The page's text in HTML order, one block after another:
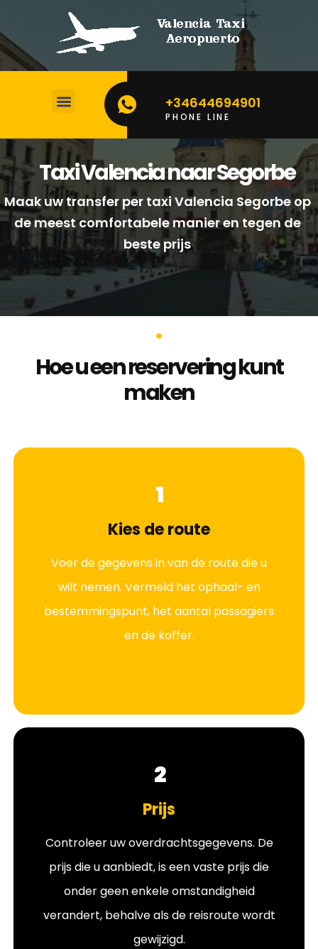
+34644694901
PHONE LINE
Taxi Valencia naar Segorbe
Maak uw transfer per taxi Valencia Segorbe op
de meest comfortabele manier en tegen de
beste prijs
Hoe u een reservering kunt
maken
1
Kies de route
Voer de gegevens in van de route die u
wilt nemen. Vermeld het ophaal- en
bestemmingspunt, het aantal passagiers
en de koffer.
2
Prijs
Controleer uw overdrachtsgegevens. De
prijs die u aanbiedt, is een vaste prijs die
onder geen enkele omstandigheid
verandert, behalve als de reisroute wordt
gewijzigd.